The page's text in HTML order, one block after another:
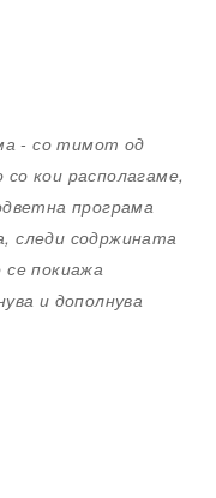
- со тимот од
кои располагаме,
програма
следи содржината
се покиажа
и дополнува